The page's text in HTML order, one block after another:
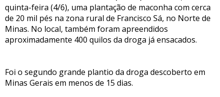
quinta-feira (4/6), uma plantação de maconha com cerca
de 20 mil pés na zona rural de Francisco Sá, no Norte de
Minas. No local, também foram apreendidos
aproximadamente 400 quilos da droga já ensacados.
Foi o segundo grande plantio da droga descoberto em
Minas Gerais em menos de 15 dias.